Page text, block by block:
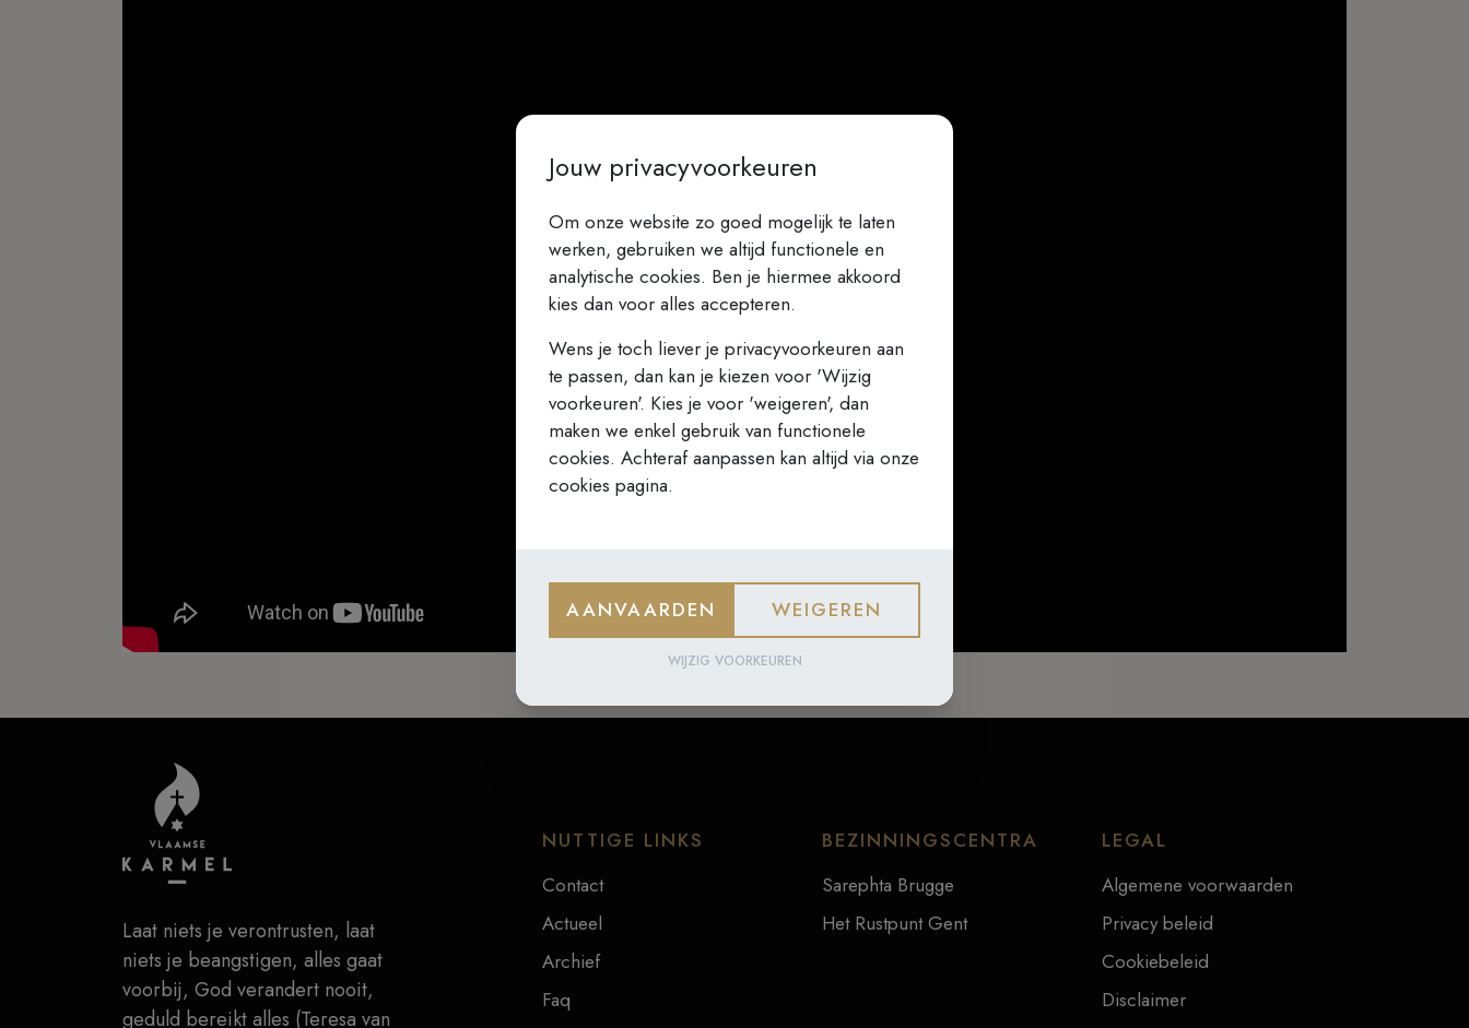
Laat niets je verontrusten, laat
niets je beangstigen, alles gaat
voorbij, God verandert nooit,
geduld bereikt alles (Teresa van
NUTTIGE LINKS
Contact
Actueel
Archief
Faq
BEZINNINGSCENTRA
Sarephta Brugge
Het Rustpunt Gent
LEGAL
Algemene voorwaarden
Privacy beleid
Cookiebeleid
Disclaimer
Jouw privacyvoorkeuren
Om onze website zo goed mogelijk te laten
werken, gebruiken we altijd functionele en
analytische cookies. Ben je hiermee akkoord
kies dan voor alles accepteren.
Wens je toch liever je privacyvoorkeuren aan
te passen, dan kan je kiezen voor 'Wijzig
voorkeuren'. Kies je voor 'weigeren', dan
maken we enkel gebruik van functionele
cookies. Achteraf aanpassen kan altijd via onze
cookies pagina.
AANVAARDEN WEIGEREN
WIJZIG VOORKEUREN